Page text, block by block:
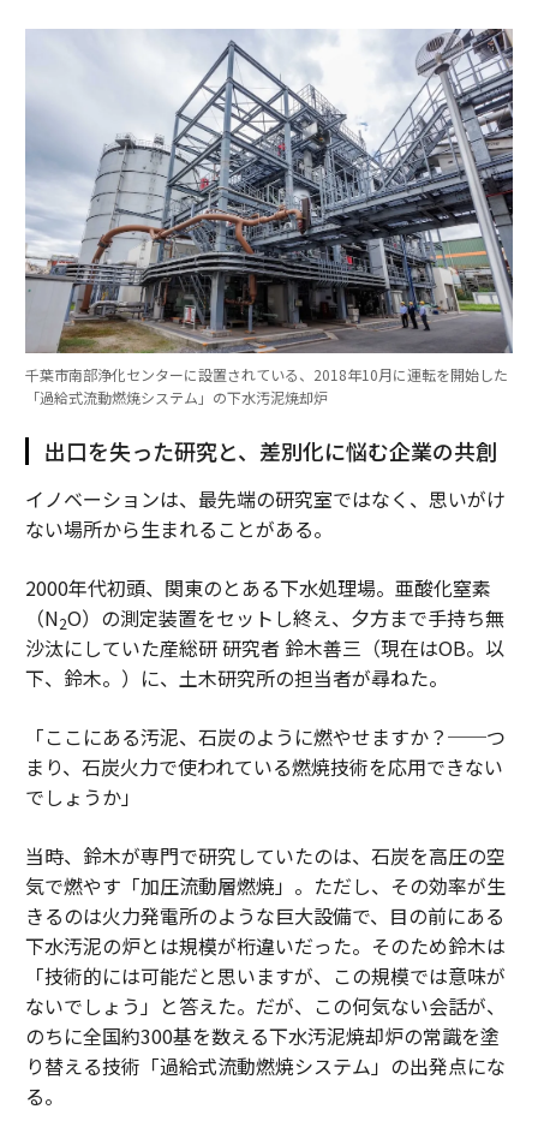
千葉市南部浄化センターに設置されている、2018年10月に運転を開始した
「過給式流動燃焼システム」の下水汚泥焼却炉
出口を失った研究と、差別化に悩む企業の共創
イノベーションは、最先端の研究室ではなく、思いがけ
ない場所から生まれることがある。
2000年代初頭、関東のとある下水処理場。亜酸化窒素
（N2O）の測定装置をセットし終え、夕方まで手持ち無
沙汰にしていた産総研 研究者 鈴木善三（現在はOB。以
下、鈴木。）に、土木研究所の担当者が尋ねた。
「ここにある汚泥、石炭のように燃やせますか？──つ
まり、石炭火力で使われている燃焼技術を応用できない
でしょうか」
当時、鈴木が専門で研究していたのは、石炭を高圧の空
気で燃やす「加圧流動層燃焼」。ただし、その効率が生
きるのは火力発電所のような巨大設備で、目の前にある
下水汚泥の炉とは規模が桁違いだった。そのため鈴木は
「技術的には可能だと思いますが、この規模では意味が
ないでしょう」と答えた。だが、この何気ない会話が、
のちに全国約300基を数える下水汚泥焼却炉の常識を塗
り替える技術「過給式流動燃焼システム」の出発点にな
る。